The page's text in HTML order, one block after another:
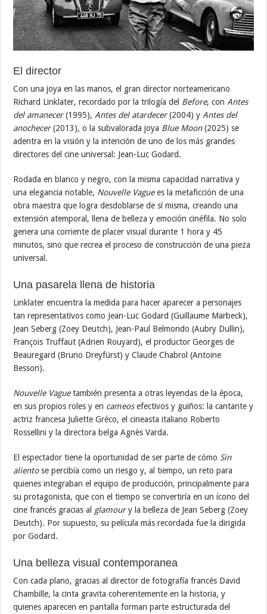
El director
Con una joya en las manos, el gran director norteamericano
Richard Linklater, recordado por la trilogía del Before, conAntes
del amanecer(1995),Antes del atardecer(2004) yAntes del
anochecer(2013), o la subvalorada joya Blue Moon(2025) se
adentra en la visión y la intención de uno de los más grandes
directores del cine universal: Jean-Luc Godard.
Rodada en blanco y negro, con la misma capacidad narrativa y
una elegancia notable, Nouvelle Vaguees la metaficción de una
obra maestra que logra desdoblarse de sí misma, creando una
extensión atemporal, llena de belleza y emoción cinéfila. No solo
genera una corriente de placer visual durante 1 hora y 45
minutos, sino que recrea el proceso de construcción de una pieza
universal.
Una pasarela llena de historia
Linklater encuentra la medida para hacer aparecer a personajes
tan representativos como Jean-Luc Godard (Guillaume Marbeck),
Jean Seberg (Zoey Deutch), Jean-Paul Belmondo (Aubry Dullin),
François Truffaut (Adrien Rouyard), el productor Georges de
Beauregard (Bruno Dreyfürst) y Claude Chabrol (Antoine
Besson).
Nouvelle Vaguetambién presenta a otras leyendas de la época,
en sus propios roles y en cameosefectivos y guiños: la cantante y
actriz francesa Juliette Gréco, el cineasta italiano Roberto
Rossellini y la directora belga Agnès Varda.
El espectador tiene la oportunidad de ser parte de cómo Sin
alientose percibía como un riesgo y, al tiempo, un reto para
quienes integraban el equipo de producción, principalmente para
su protagonista, que con el tiempo se convertiría en un ícono del
cine francés gracias al glamoury la belleza de Jean Seberg (Zoey
Deutch). Por supuesto, su película más recordada fue la dirigida
por Godard.
Una belleza visual contemporanea
Con cada plano, gracias al director de fotografía francés David
Chambille, la cinta gravita coherentemente en la historia, y
quienes aparecen en pantalla forman parte estructurada del